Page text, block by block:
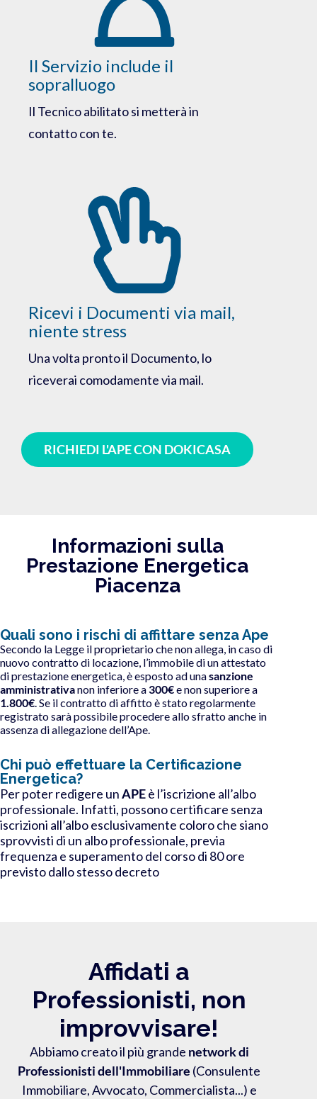
Il Servizio include il
sopralluogo
Il Tecnico abilitato si metterà in
contatto con te.
Ricevi i Documenti via mail,
niente stress
Una volta pronto il Documento, lo
riceverai comodamente via mail.
RICHIEDI L'APE CON DOKICASA
Informazioni sulla
Prestazione Energetica
Piacenza
Quali sono i rischi di affittare senza Ape
Secondo la Legge il proprietario che non allega, in caso di
nuovo contratto di locazione, l’immobile di un attestato
di prestazione energetica, è esposto ad unasanzione
amministrativanon inferiore a300€e non superiore a
1.800€ . Se il contratto di affitto è stato regolarmente
registrato sarà possibile procedere allo sfratto anche in
assenza di allegazione dell’Ape.
Chi può effettuare la Certificazione
Energetica?
Per poter redigere unAPEè l’iscrizione all’albo
professionale. Infatti, possono certificare senza
iscrizioni all’albo esclusivamente coloro che siano
sprovvisti di un albo professionale, previa
frequenza e superamento del corso di 80 ore
previsto dallo stesso decreto
Affidati a
Professionisti, non
improvvisare!
Abbiamo creato il più grande network di
Professionisti dell'Immobiliare (Consulente
Immobiliare, Avvocato, Commercialista...) e